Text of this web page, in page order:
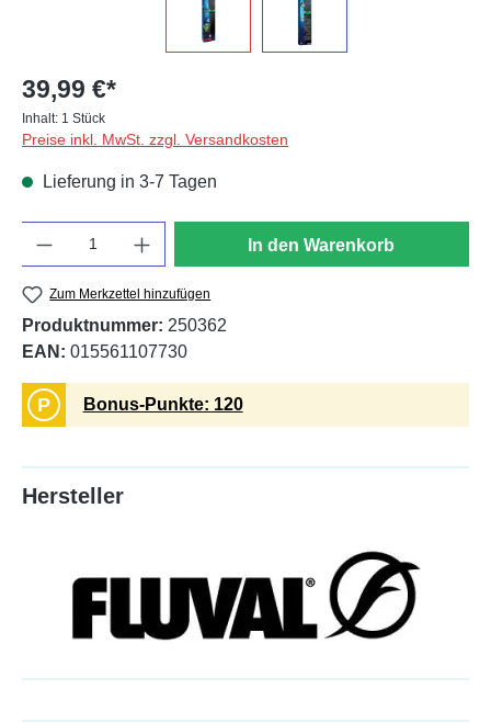
39,99 €*
Inhalt: 1 Stück
Preise inkl. MwSt. zzgl. Versandkosten
Lieferung in 3-7 Tagen
In den Warenkorb
Zum Merkzettel hinzufügen
Produktnummer: 250362
EAN: 015561107730
P Bonus-Punkte: 120
Hersteller